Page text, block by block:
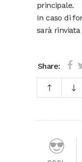
principale.
In caso di
sarà
Share: